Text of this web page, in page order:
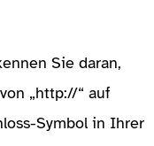
Sie daran,
„http://“ auf
Symbol in Ihrer